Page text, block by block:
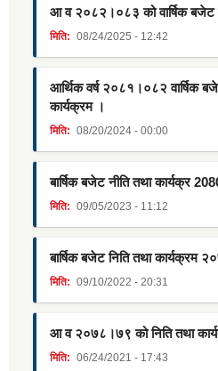
आ व २०८२।०८३ को वार्षिक बजेट
मिति: 08/24/2025 - 12:42
आर्थिक वर्ष २०८१।०८२ वार्षिक
कार्यक्रम ।
मिति: 08/20/2024 - 00:00
बार्षिक बजेट नीति तथा कार्यक्र
मिति: 09/05/2023 - 11:12
बार्षिक बजेट निति तथा कार्यक्रम
मिति: 09/10/2022 - 20:31
आ व २०७८।७९ को निति तथा
मिति: 06/24/2021 - 17:43